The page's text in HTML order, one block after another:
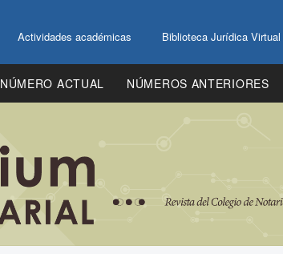
Actividades académicas Biblioteca Jurídica Virtual
NÚMERO ACTUAL NÚMEROS ANTERIORES